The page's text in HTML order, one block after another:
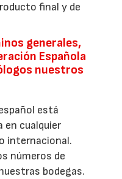
final y de
generales,
Española
nuestros
está
en cualquier
internacional.
números de
bodegas.